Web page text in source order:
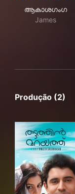
ആകാശഗംഗ
James
Produção (2)